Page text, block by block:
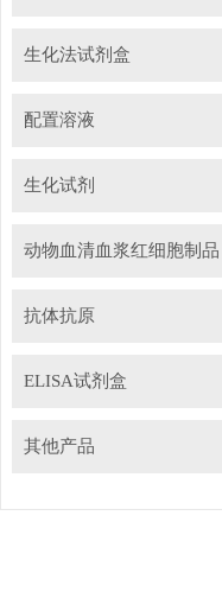
生化法试剂盒
配置溶液
生化试剂
动物血清血浆红细胞制品
抗体抗原
ELISA试剂盒
其他产品